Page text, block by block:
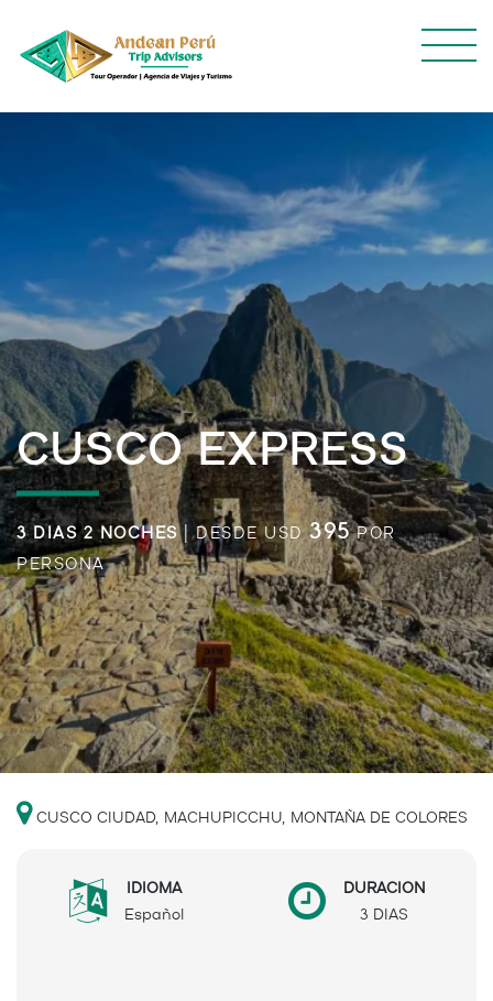
CUSCO EXPRESS
3 DIAS 2 NOCHES| DESDE USD395POR
PERSONA
CUSCO CIUDAD, MACHUPICCHU, MONTAÑA DE COLORES
IDIOMA
Español
DURACION
3 DIAS